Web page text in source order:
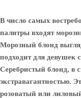
В число самых
палитры входят
Морозный блонд
подходит для девушек
Серебристый блонд, в
экстравагантностью.
розоватый или